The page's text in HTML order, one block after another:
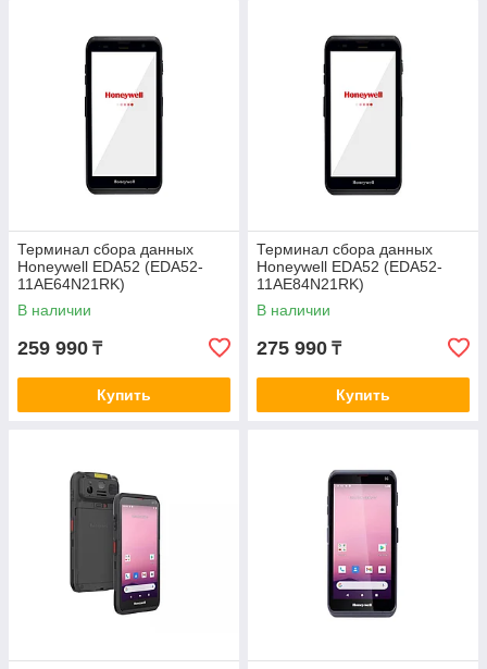
Терминал сбора данных
Honeywell EDA52 (EDA52-
11AE64N21RK)
В наличии
259 990 ₸
Купить
Терминал сбора данных
Honeywell EDA52 (EDA52-
11AE84N21RK)
В наличии
275 990 ₸
Купить